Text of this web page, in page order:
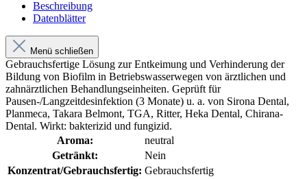
Beschreibung
Datenblätter
Menü schließen
Gebrauchsfertige Lösung zur Entkeimung und Verhinderung der
Bildung von Biofilm in Betriebswasserwegen von ärztlichen und
zahnärztlichen Behandlungseinheiten. Geprüft für
Pausen-/Langzeitdesinfektion (3 Monate) u. a. von Sirona Dental,
Planmeca, Takara Belmont, TGA, Ritter, Heka Dental, Chirana-
Dental. Wirkt: bakterizid und fungizid.
Aroma:
neutral
Getränkt:
Nein
Konzentrat/Gebrauchsfertig: Gebrauchsfertig